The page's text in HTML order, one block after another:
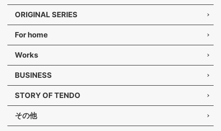
ORIGINAL SERIES
For home
Works
BUSINESS
STORY OF TENDO
その他